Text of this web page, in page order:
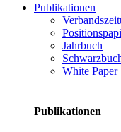
Publikationen
Jahrbuch
White Paper
Publikationen